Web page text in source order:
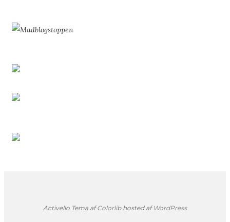
Activello Tema afColorlibhosted afWordPress